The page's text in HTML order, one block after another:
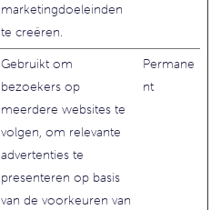
marketingdoeleinden
te creëren.
Gebruikt om
bezoekers op
meerdere websites te
volgen, om relevante
advertenties te
presenteren op basis
van de voorkeuren van
Permane
nt